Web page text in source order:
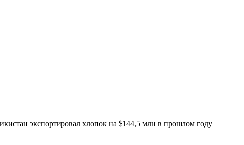
экспортировал хлопок на $144,5 млн в прошлом году